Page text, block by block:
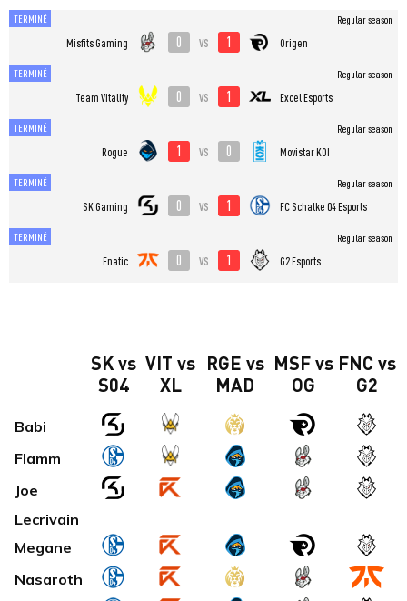
TERMINÉ
Misfits Gaming 0 vs 1 Origen
Regular season
TERMINÉ
Team Vitality 0 vs 1 Excel Esports
Regular season
TERMINÉ
Rogue 1 vs 0 Movistar KOI
Regular season
TERMINÉ
SK Gaming 0 vs 1 FC Schalke 04 Esports
Regular season
TERMINÉ
Fnatic 0 vs 1 G2 Esports
Regular season
SK vs
S04
VIT vs
XL
RGE vs
MAD
MSF vs
OG
FNC vs
G2
Babi
Flamm
Joe
Lecrivain
Megane
Nasaroth